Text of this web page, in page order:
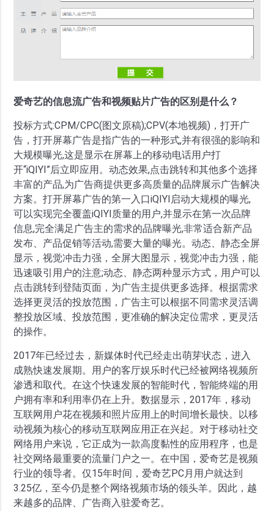
爱奇艺的信息流广告和视频贴片广告的区别是什么？
投标方式:CPM/CPC(图文原稿);CPV(本地视频)，打开广
告，打开屏幕广告是指广告的一种形式,并有很强的影响和
大规模曝光,这是显示在屏幕上的移动电话用户打
开“iQIYI”后立即应用。动态效果,点击跳转和其他多个选择
丰富的产品,为广告商提供更多高质量的品牌展示广告解决
方案。打开屏幕广告的第一入口iQIYI启动大规模的曝光,
可以实现完全覆盖iQIYI质量的用户,并显示在第一次品牌
信息,完全满足广告主的需求的品牌曝光,非常适合新产品
发布、产品促销等活动,需要大量的曝光。动态、静态全屏
显示，视觉冲击力强，全屏大图显示，视觉冲击力强，能
迅速吸引用户的注意;动态、静态两种显示方式，用户可以
点击跳转到登陆页面，为广告主提供更多选择。根据需求
选择更灵活的投放范围，广告主可以根据不同需求灵活调
整投放区域、投放范围，更准确的解决定位需求，更灵活
的操作。
2017年已经过去，新媒体时代已经走出萌芽状态，进入
成熟快速发展期。用户的客厅娱乐时代已经被网络视频所
渗透和取代。在这个快速发展的智能时代，智能终端的用
户拥有率和利用率仍在上升。数据显示，2017年，移动
互联网用户花在视频和照片应用上的时间增长最快。以移
动视频为核心的移动互联网应用正在兴起。对于移动社交
网络用户来说，它正成为一款高度黏性的应用程序，也是
社交网络最重要的流量门户之一。在中国，爱奇艺是视频
行业的领导者。仅15年时间，爱奇艺PC月用户就达到
3.25亿，至今仍是整个网络视频市场的领头羊。因此，越
来越多的品牌、广告商入驻爱奇艺。